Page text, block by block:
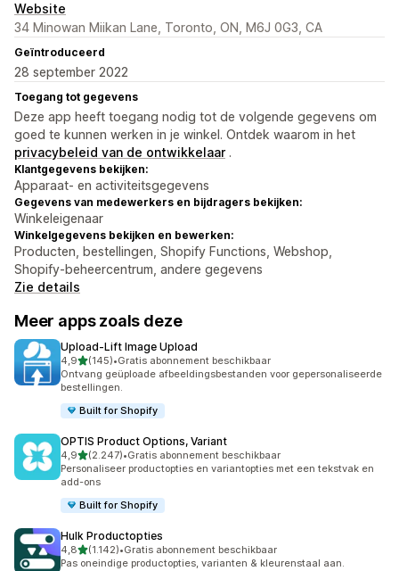
Website
34 Minowan Miikan Lane, Toronto, ON, M6J 0G3, CA
Geïntroduceerd
28 september 2022
Toegang tot gegevens
Deze app heeft toegang nodig tot de volgende gegevens om
goed te kunnen werken in je winkel. Ontdek waarom in het
privacybeleid van de ontwikkelaar .
Klantgegevens bekijken:
Apparaat- en activiteitsgegevens
Gegevens van medewerkers en bijdragers bekijken:
Winkeleigenaar
Winkelgegevens bekijken en bewerken:
Producten, bestellingen, Shopify Functions, Webshop,
Shopify-beheercentrum, andere gegevens
Zie details
Meer apps zoals deze
Upload‑Lift Image Upload
4,9van 5 sterren
(145)
145 recensies in totaal
•Gratis abonnement beschikbaar
Ontvang geüploade afbeeldingsbestanden voor gepersonaliseerde
bestellingen.
Built for Shopify
OPTIS Product Options, Variant
4,9van 5 sterren
(2.247)
2247 recensies in totaal
•Gratis abonnement beschikbaar
Personaliseer productopties en variantopties met een tekstvak en
add-ons
Built for Shopify
Hulk Productopties
4,8van 5 sterren
(1.142)
1142 recensies in totaal
•Gratis abonnement beschikbaar
Pas oneindige productopties, varianten & kleurenstaal aan.